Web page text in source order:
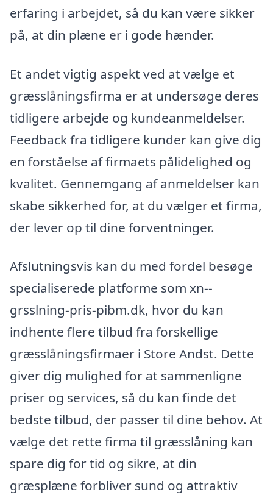
erfaring i arbejdet, så du kan være sikker
på, at din plæne er i gode hænder.
Et andet vigtig aspekt ved at vælge et
græsslåningsfirma er at undersøge deres
tidligere arbejde og kundeanmeldelser.
Feedback fra tidligere kunder kan give dig
en forståelse af firmaets pålidelighed og
kvalitet. Gennemgang af anmeldelser kan
skabe sikkerhed for, at du vælger et firma,
der lever op til dine forventninger.
Afslutningsvis kan du med fordel besøge
specialiserede platforme som xn--
grsslning-pris-pibm.dk, hvor du kan
indhente flere tilbud fra forskellige
græsslåningsfirmaer i Store Andst. Dette
giver dig mulighed for at sammenligne
priser og services, så du kan finde det
bedste tilbud, der passer til dine behov. At
vælge det rette firma til græsslåning kan
spare dig for tid og sikre, at din
græsplæne forbliver sund og attraktiv